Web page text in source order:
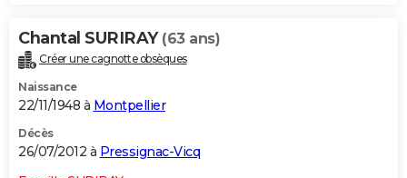
Chantal SURIRAY (63 ans)
Créer une cagnotte obsèques
Naissance
22/11/1948 à Montpellier
Décès
26/07/2012 à Pressignac-Vicq